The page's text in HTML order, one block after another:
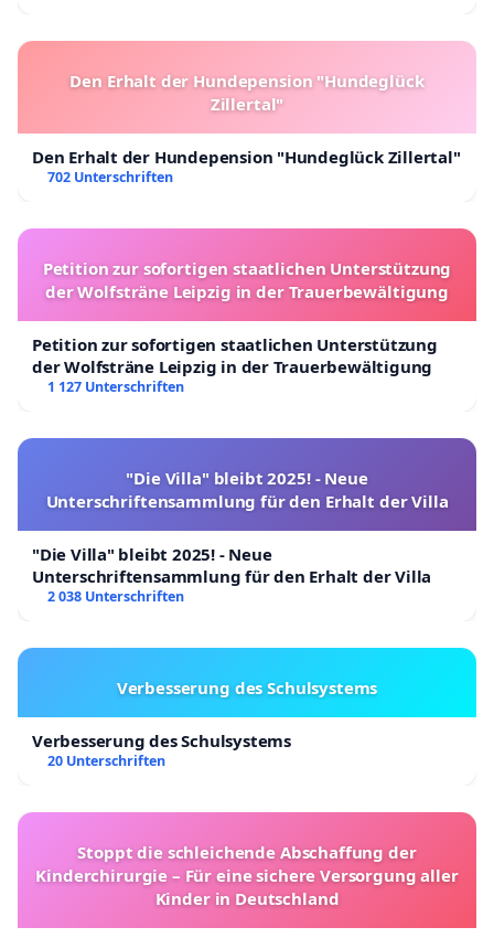
Den Erhalt der Hundepension "Hundeglück
Zillertal"
Den Erhalt der Hundepension "Hundeglück Zillertal"
702 Unterschriften
Petition zur sofortigen staatlichen Unterstützung
der Wolfsträne Leipzig in der Trauerbewältigung
Petition zur sofortigen staatlichen Unterstützung
der Wolfsträne Leipzig in der Trauerbewältigung
1 127 Unterschriften
"Die Villa" bleibt 2025! - Neue
Unterschriftensammlung für den Erhalt der Villa
"Die Villa" bleibt 2025! - Neue
Unterschriftensammlung für den Erhalt der Villa
2 038 Unterschriften
Verbesserung des Schulsystems
Verbesserung des Schulsystems
20 Unterschriften
Stoppt die schleichende Abschaffung der
Kinderchirurgie – Für eine sichere Versorgung aller
Kinder in Deutschland